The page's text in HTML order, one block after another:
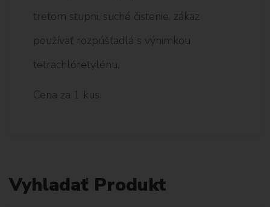
treťom stupni, suché čistenie, zákaz
používať rozpúšťadlá s výnimkou
tetrachlóretylénu.
Cena za 1 kus.
Vyhladať Produkt